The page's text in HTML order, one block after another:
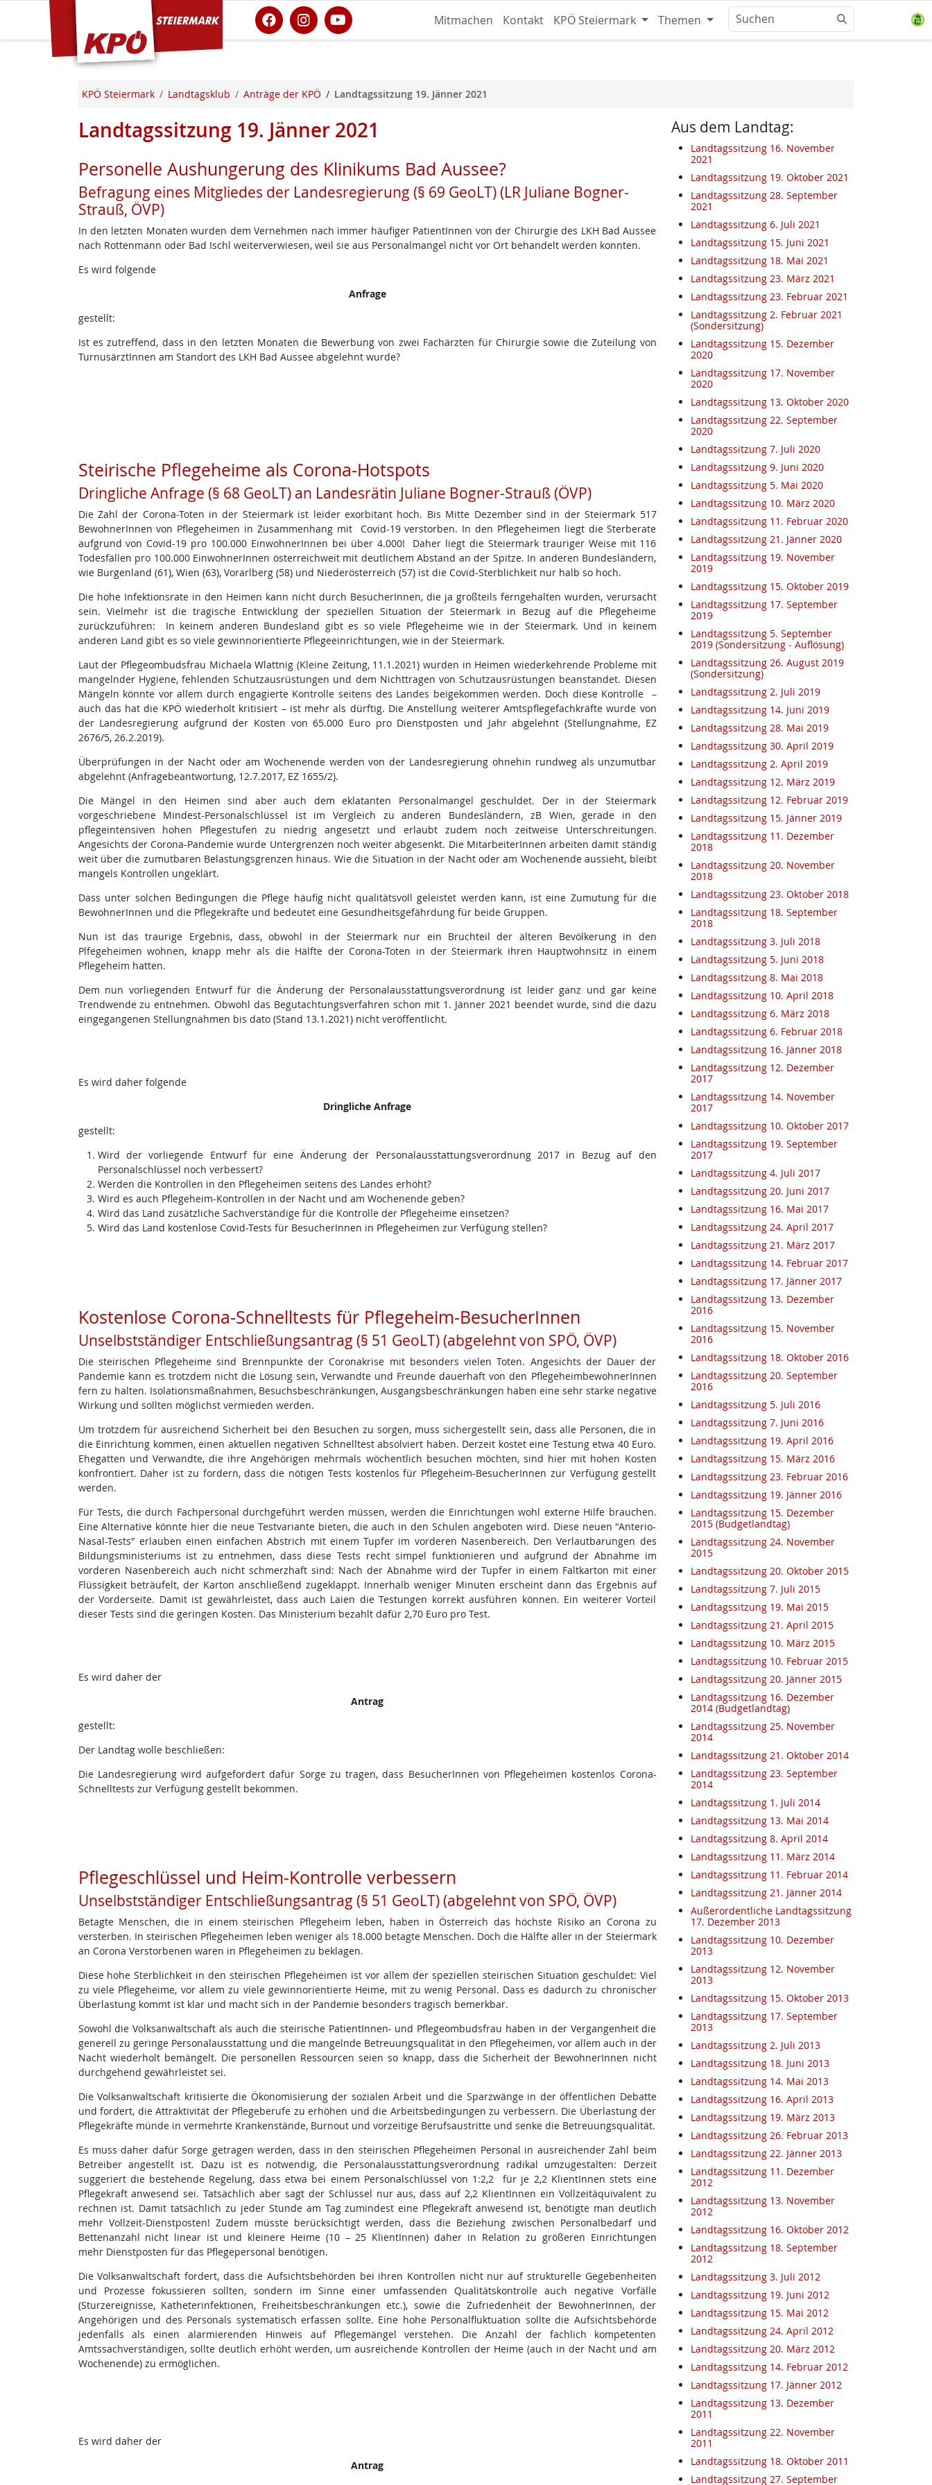
KPÖ Steiermark Mitmachen Kontakt KPÖ Steiermark Themen
KPÖ Steiermark Landtagsklub Anträge der KPÖ Landtagssitzung 19. Jänner 2021
Landtagssitzung 19. Jänner 2021
Personelle Aushungerung des Klinikums Bad Aussee?
Befragung eines Mitgliedes der Landesregierung (§ 69 GeoLT) (LR Juliane Bogner-
Strauß, ÖVP)
In den letzten Monaten wurden dem Vernehmen nach immer häufiger PatientInnen von der Chirurgie des LKH Bad Aussee
nach Rottenmann oder Bad Ischl weiterverwiesen, weil sie aus Personalmangel nicht vor Ort behandelt werden konnten.
Es wird folgende
Anfrage
gestellt:
Ist es zutreffend, dass in den letzten Monaten die Bewerbung von zwei Fachärzten für Chirurgie sowie die Zuteilung von
TurnusärztInnen am Standort des LKH Bad Aussee abgelehnt wurde?
Steirische Pflegeheime als Corona-Hotspots
Dringliche Anfrage (§ 68 GeoLT) an Landesrätin Juliane Bogner-Strauß (ÖVP)
Die Zahl der Corona-Toten in der Steiermark ist leider exorbitant hoch. Bis Mitte Dezember sind in der Steiermark 517
BewohnerInnen von Pflegeheimen in Zusammenhang mit Covid-19 verstorben. In den Pflegeheimen liegt die Sterberate
aufgrund von Covid-19 pro 100.000 EinwohnerInnen bei über 4.000! Daher liegt die Steiermark trauriger Weise mit 116
Todesfällen pro 100.000 EinwohnerInnen österreichweit mit deutlichem Abstand an der Spitze. In anderen Bundesländern,
wie Burgenland (61), Wien (63), Vorarlberg (58) und Niederösterreich (57) ist die Covid-Sterblichkeit nur halb so hoch.
Die hohe Infektionsrate in den Heimen kann nicht durch BesucherInnen, die ja großteils ferngehalten wurden, verursacht
sein. Vielmehr ist die tragische Entwicklung der speziellen Situation der Steiermark in Bezug auf die Pflegeheime
zurückzuführen: In keinem anderen Bundesland gibt es so viele Pflegeheime wie in der Steiermark. Und in keinem
anderen Land gibt es so viele gewinnorientierte Pflegeeinrichtungen, wie in der Steiermark.
Laut der Pflegeombudsfrau Michaela Wlattnig (Kleine Zeitung, 11.1.2021) wurden in Heimen wiederkehrende Probleme mit
mangelnder Hygiene, fehlenden Schutzausrüstungen und dem Nichttragen von Schutzausrüstungen beanstandet. Diesen
Mängeln könnte vor allem durch engagierte Kontrolle seitens des Landes beigekommen werden. Doch diese Kontrolle –
auch das hat die KPÖ wiederholt kritisiert – ist mehr als dürftig. Die Anstellung weiterer Amtspflegefachkräfte wurde von
der Landesregierung aufgrund der Kosten von 65.000 Euro pro Dienstposten und Jahr abgelehnt (Stellungnahme, EZ
2676/5, 26.2.2019).
Überprüfungen in der Nacht oder am Wochenende werden von der Landesregierung ohnehin rundweg als unzumutbar
abgelehnt (Anfragebeantwortung, 12.7.2017, EZ 1655/2).
Die Mängel in den Heimen sind aber auch dem eklatanten Personalmangel geschuldet. Der in der Steiermark
vorgeschriebene Mindest-Personalschlüssel ist im Vergleich zu anderen Bundesländern, zB Wien, gerade in den
pflegeintensiven hohen Pflegestufen zu niedrig angesetzt und erlaubt zudem noch zeitweise Unterschreitungen.
Angesichts der Corona-Pandemie wurde Untergrenzen noch weiter abgesenkt. Die MitarbeiterInnen arbeiten damit ständig
weit über die zumutbaren Belastungsgrenzen hinaus. Wie die Situation in der Nacht oder am Wochenende aussieht, bleibt
mangels Kontrollen ungeklärt.
Dass unter solchen Bedingungen die Pflege häufig nicht qualitätsvoll geleistet werden kann, ist eine Zumutung für die
BewohnerInnen und die Pflegekräfte und bedeutet eine Gesundheitsgefährdung für beide Gruppen.
Nun ist das traurige Ergebnis, dass, obwohl in der Steiermark nur ein Bruchteil der älteren Bevölkerung in den
Plfegeheimen wohnen, knapp mehr als die Hälfte der Corona-Toten in der Steiermark ihren Hauptwohnsitz in einem
Pflegeheim hatten.
Dem nun vorliegenden Entwurf für die Änderung der Personalausstattungsverordnung ist leider ganz und gar keine
Trendwende zu entnehmen.Obwohl das Begutachtungsverfahren schon mit 1. Jänner 2021 beendet wurde, sind die dazu
eingegangenen Stellungnahmen bis dato (Stand 13.1.2021) nicht veröffentlicht.
Es wird daher folgende
Dringliche Anfrage
gestellt:
Wird der vorliegende Entwurf für eine Änderung der Personalausstattungsverordnung 2017 in Bezug auf den
Personalschlüssel noch verbessert?
Werden die Kontrollen in den Pflegeheimen seitens des Landes erhöht?
Wird es auch Pflegeheim-Kontrollen in der Nacht und am Wochenende geben?
Wird das Land zusätzliche Sachverständige für die Kontrolle der Pflegeheime einsetzen?
Wird das Land kostenlose Covid-Tests für BesucherInnen in Pflegeheimen zur Verfügung stellen?
Kostenlose Corona-Schnelltests für Pflegeheim-BesucherInnen
Unselbstständiger Entschließungsantrag (§ 51 GeoLT) (abgelehnt von SPÖ, ÖVP)
Die steirischen Pflegeheime sind Brennpunkte der Coronakrise mit besonders vielen Toten. Angesichts der Dauer der
Pandemie kann es trotzdem nicht die Lösung sein, Verwandte und Freunde dauerhaft von den PflegeheimbewohnerInnen
fern zu halten. Isolationsmaßnahmen, Besuchsbeschränkungen, Ausgangsbeschränkungen haben eine sehr starke negative
Wirkung und sollten möglichst vermieden werden.
Um trotzdem für ausreichend Sicherheit bei den Besuchen zu sorgen, muss sichergestellt sein, dass alle Personen, die in
die Einrichtung kommen, einen aktuellen negativen Schnelltest absolviert haben. Derzeit kostet eine Testung etwa 40 Euro.
Ehegatten und Verwandte, die ihre Angehörigen mehrmals wöchentlich besuchen möchten, sind hier mit hohen Kosten
konfrontiert. Daher ist zu fordern, dass die nötigen Tests kostenlos für Pflegeheim-BesucherInnen zur Verfügung gestellt
werden.
Für Tests, die durch Fachpersonal durchgeführt werden müssen, werden die Einrichtungen wohl externe Hilfe brauchen.
Eine Alternative könnte hier die neue Testvariante bieten, die auch in den Schulen angeboten wird. Diese neuen "Anterio-
Nasal-Tests" erlauben einen einfachen Abstrich mit einem Tupfer im vorderen Nasenbereich. Den Verlautbarungen des
Bildungsministeriums ist zu entnehmen, dass diese Tests recht simpel funktionieren und aufgrund der Abnahme im
vorderen Nasenbereich auch nicht schmerzhaft sind: Nach der Abnahme wird der Tupfer in einem Faltkarton mit einer
Flüssigkeit beträufelt, der Karton anschließend zugeklappt. Innerhalb weniger Minuten erscheint dann das Ergebnis auf
der Vorderseite. Damit ist gewährleistet, dass auch Laien die Testungen korrekt ausführen können. Ein weiterer Vorteil
dieser Tests sind die geringen Kosten. Das Ministerium bezahlt dafür 2,70 Euro pro Test.
Es wird daher der
Antrag
gestellt:
Der Landtag wolle beschließen:
Die Landesregierung wird aufgefordert dafür Sorge zu tragen, dass BesucherInnen von Pflegeheimen kostenlos Corona-
Schnelltests zur Verfügung gestellt bekommen.
Pflegeschlüssel und Heim-Kontrolle verbessern
Unselbstständiger Entschließungsantrag (§ 51 GeoLT) (abgelehnt von SPÖ, ÖVP)
Betagte Menschen, die in einem steirischen Pflegeheim leben, haben in Österreich das höchste Risiko an Corona zu
versterben. In steirischen Pflegeheimen leben weniger als 18.000 betagte Menschen. Doch die Hälfte aller in der Steiermark
an Corona Verstorbenen waren in Pflegeheimen zu beklagen.
Diese hohe Sterblichkeit in den steirischen Pflegeheimen ist vor allem der speziellen steirischen Situation geschuldet: Viel
zu viele Pflegeheime, vor allem zu viele gewinnorientierte Heime, mit zu wenig Personal. Dass es dadurch zu chronischer
Überlastung kommt ist klar und macht sich in der Pandemie besonders tragisch bemerkbar.
Sowohl die Volksanwaltschaft als auch die steirische PatientInnen- und Pflegeombudsfrau haben in der Vergangenheit die
generell zu geringe Personalausstattung und die mangelnde Betreuungsqualität in den Pflegeheimen, vor allem auch in der
Nacht wiederholt bemängelt. Die personellen Ressourcen seien so knapp, dass die Sicherheit der BewohnerInnen nicht
durchgehend gewährleistet sei.
Die Volksanwaltschaft kritisierte die Ökonomisierung der sozialen Arbeit und die Sparzwänge in der öffentlichen Debatte
und fordert, die Attraktivität der Pflegeberufe zu erhöhen und die Arbeitsbedingungen zu verbessern. Die Überlastung der
Pflegekräfte münde in vermehrte Krankenstände, Burnout und vorzeitige Berufsaustritte und senke die Betreuungsqualität.
Es muss daher dafür Sorge getragen werden, dass in den steirischen Pflegeheimen Personal in ausreichender Zahl beim
Betreiber angestellt ist. Dazu ist es notwendig, die Personalausstattungsverordnung radikal umzugestalten: Derzeit
suggeriert die bestehende Regelung, dass etwa bei einem Personalschlüssel von 1:2,2 für je 2,2 KlientInnen stets eine
Pflegekraft anwesend sei. Tatsächlich aber sagt der Schlüssel nur aus, dass auf 2,2 KlientInnen ein Vollzeitäquivalent zu
rechnen ist. Damit tatsächlich zu jeder Stunde am Tag zumindest eine Pflegekraft anwesend ist, benötigte man deutlich
mehr Vollzeit-Dienstposten! Zudem müsste berücksichtigt werden, dass die Beziehung zwischen Personalbedarf und
Bettenanzahl nicht linear ist und kleinere Heime (10 – 25 KlientInnen) daher in Relation zu größeren Einrichtungen
mehr Dienstposten für das Pflegepersonal benötigen.
Die Volksanwaltschaft fordert, dass die Aufsichtsbehörden bei ihren Kontrollen nicht nur auf strukturelle Gegebenheiten
und Prozesse fokussieren sollten, sondern im Sinne einer umfassenden Qualitätskontrolle auch negative Vorfälle
(Sturzereignisse, Katheterinfektionen, Freiheitsbeschränkungen etc.), sowie die Zufriedenheit der BewohnerInnen, der
Angehörigen und des Personals systematisch erfassen sollte. Eine hohe Personalfluktuation sollte die Aufsichtsbehörde
jedenfalls als einen alarmierenden Hinweis auf Pflegemängel verstehen. Die Anzahl der fachlich kompetenten
Amtssachverständigen, sollte deutlich erhöht werden, um ausreichende Kontrollen der Heime (auch in der Nacht und am
Wochenende) zu ermöglichen.
Es wird daher der
Antrag
Aus dem Landtag:
Landtagssitzung 16. November
2021
Landtagssitzung 19. Oktober 2021
Landtagssitzung 28. September
2021
Landtagssitzung 6. Juli 2021
Landtagssitzung 15. Juni 2021
Landtagssitzung 18. Mai 2021
Landtagssitzung 23. März 2021
Landtagssitzung 23. Februar 2021
Landtagssitzung 2. Februar 2021
(Sondersitzung)
Landtagssitzung 15. Dezember
2020
Landtagssitzung 17. November
2020
Landtagssitzung 13. Oktober 2020
Landtagssitzung 22. September
2020
Landtagssitzung 7. Juli 2020
Landtagssitzung 9. Juni 2020
Landtagssitzung 5. Mai 2020
Landtagssitzung 10. März 2020
Landtagssitzung 11. Februar 2020
Landtagssitzung 21. Jänner 2020
Landtagssitzung 19. November
2019
Landtagssitzung 15. Oktober 2019
Landtagssitzung 17. September
2019
Landtagssitzung 5. September
2019 (Sondersitzung - Auflösung)
Landtagssitzung 26. August 2019
(Sondersitzung)
Landtagssitzung 2. Juli 2019
Landtagssitzung 14. Juni 2019
Landtagssitzung 28. Mai 2019
Landtagssitzung 30. April 2019
Landtagssitzung 2. April 2019
Landtagssitzung 12. März 2019
Landtagssitzung 12. Februar 2019
Landtagssitzung 15. Jänner 2019
Landtagssitzung 11. Dezember
2018
Landtagssitzung 20. November
2018
Landtagssitzung 23. Oktober 2018
Landtagssitzung 18. September
2018
Landtagssitzung 3. Juli 2018
Landtagssitzung 5. Juni 2018
Landtagssitzung 8. Mai 2018
Landtagssitzung 10. April 2018
Landtagssitzung 6. März 2018
Landtagssitzung 6. Februar 2018
Landtagssitzung 16. Jänner 2018
Landtagssitzung 12. Dezember
2017
Landtagssitzung 14. November
2017
Landtagssitzung 10. Oktober 2017
Landtagssitzung 19. September
2017
Landtagssitzung 4. Juli 2017
Landtagssitzung 20. Juni 2017
Landtagssitzung 16. Mai 2017
Landtagssitzung 24. April 2017
Landtagssitzung 21. März 2017
Landtagssitzung 14. Februar 2017
Landtagssitzung 17. Jänner 2017
Landtagssitzung 13. Dezember
2016
Landtagssitzung 15. November
2016
Landtagssitzung 18. Oktober 2016
Landtagssitzung 20. September
2016
Landtagssitzung 5. Juli 2016
Landtagssitzung 7. Juni 2016
Landtagssitzung 19. April 2016
Landtagssitzung 15. März 2016
Landtagssitzung 23. Februar 2016
Landtagssitzung 19. Jänner 2016
Landtagssitzung 15. Dezember
2015 (Budgetlandtag)
Landtagssitzung 24. November
2015
Landtagssitzung 20. Oktober 2015
Landtagssitzung 7. Juli 2015
Landtagssitzung 19. Mai 2015
Landtagssitzung 21. April 2015
Landtagssitzung 10. März 2015
Landtagssitzung 10. Februar 2015
Landtagssitzung 20. Jänner 2015
Landtagssitzung 16. Dezember
2014 (Budgetlandtag)
Landtagssitzung 25. November
2014
Landtagssitzung 21. Oktober 2014
Landtagssitzung 23. September
2014
Landtagssitzung 1. Juli 2014
Landtagssitzung 13. Mai 2014
Landtagssitzung 8. April 2014
Landtagssitzung 11. März 2014
Landtagssitzung 11. Februar 2014
Landtagssitzung 21. Jänner 2014
Außerordentliche Landtagssitzung
17. Dezember 2013
Landtagssitzung 10. Dezember
2013
Landtagssitzung 12. November
2013
Landtagssitzung 15. Oktober 2013
Landtagssitzung 17. September
2013
Landtagssitzung 2. Juli 2013
Landtagssitzung 18. Juni 2013
Landtagssitzung 14. Mai 2013
Landtagssitzung 16. April 2013
Landtagssitzung 19. März 2013
Landtagssitzung 26. Februar 2013
Landtagssitzung 22. Jänner 2013
Landtagssitzung 11. Dezember
2012
Landtagssitzung 13. November
2012
Landtagssitzung 16. Oktober 2012
Landtagssitzung 18. September
2012
Landtagssitzung 3. Juli 2012
Landtagssitzung 19. Juni 2012
Landtagssitzung 15. Mai 2012
Landtagssitzung 24. April 2012
Landtagssitzung 20. März 2012
Landtagssitzung 14. Februar 2012
Landtagssitzung 17. Jänner 2012
Landtagssitzung 13. Dezember
2011
Landtagssitzung 22. November
2011
Landtagssitzung 18. Oktober 2011
Landtagssitzung 27. September